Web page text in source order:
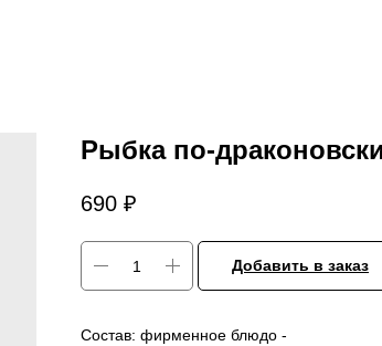
Рыбка по-
690 ₽
Добавить в заказ
Состав: фирменное блюдо -